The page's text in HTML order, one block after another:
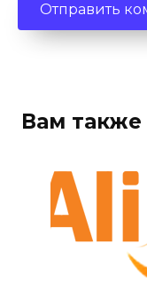
Вам также